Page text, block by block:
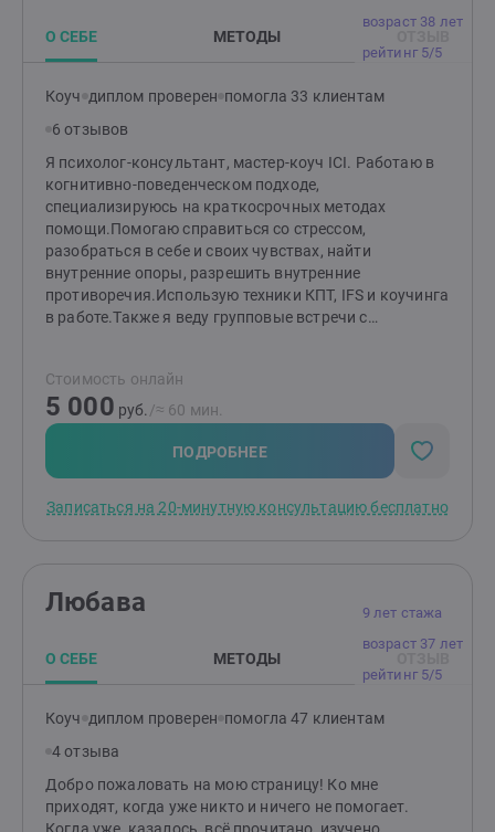
возраст 38 лет
рейтинг 5/5
О СЕБЕ МЕТОДЫ
Коуч диплом проверен помогла 33 клиентам
6 отзывов
Я психолог-консультант, мастер-коуч ICI. Работаю в
когнитивно-поведенческом подходе,
специализируюсь на краткосрочных методах
помощи.Помогаю справиться со стрессом,
разобраться в себе и своих чувствах, найти
внутренние опоры, разрешить внутренние
противоречия.Использую техники КПТ, IFS и коучинга
в работе.Также я веду групповые встречи с
издательства Скребейко.
Стоимость онлайн
5 000 руб. /≈ 60 мин.
ПОДРОБНЕЕ
Записаться на 20-минутную консультацию бесплатно
9 лет стажа
возраст 37 лет
рейтинг 5/5
Любава
О СЕБЕ МЕТОДЫ
Коуч диплом проверен помогла 47 клиентам
4 отзыва
Добро пожаловать на мою страницу! Ко мне
приходят, когда уже никто и ничего не помогает.